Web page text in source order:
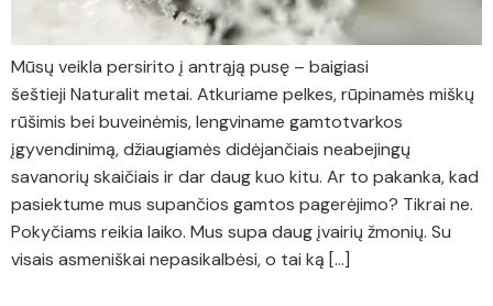
Mūsų veikla persirito į antrąją pusę – baigiasi
šeštieji Naturalit metai. Atkuriame pelkes, rūpinamės miškų
rūšimis bei buveinėmis, lengviname gamtotvarkos
įgyvendinimą, džiaugiamės didėjančiais neabejingų
savanorių skaičiais ir dar daug kuo kitu. Ar to pakanka, kad
pasiektume mus supančios gamtos pagerėjimo? Tikrai ne.
Pokyčiams reikia laiko. Mus supa daug įvairių žmonių. Su
visais asmeniškai nepasikalbėsi, o tai ką […]